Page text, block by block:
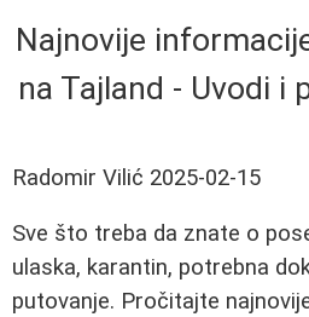
Najnovije
na Tajland - Uvodi i
Radomir Vilić 2025-02-15
Sve što treba da znate o
ulaska, karantin, potrebna
putovanje. Pročitajte